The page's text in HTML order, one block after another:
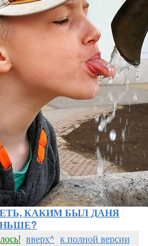
КАКИМ БЫЛ ДАНЯ
вверх^ к полной версии